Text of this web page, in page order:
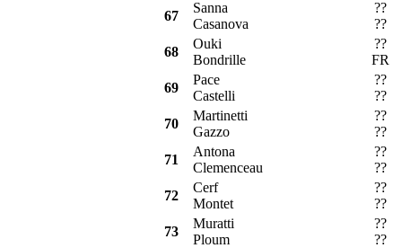
67
Sanna
Casanova
??
??
68
Ouki
Bondrille
??
FR
69
Pace
Castelli
??
??
70
Martinetti
Gazzo
??
??
71
Antona
Clemenceau
??
??
72
Cerf
Montet
??
??
73
Muratti
Ploum
??
??